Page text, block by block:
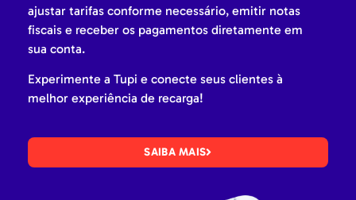
ajustar tarifas conforme necessário, emitir notas
fiscais e receber os pagamentos diretamente em
sua conta.
Experimente a Tupi e conecte seus clientes à
melhor experiência de recarga!
SAIBA MAIS